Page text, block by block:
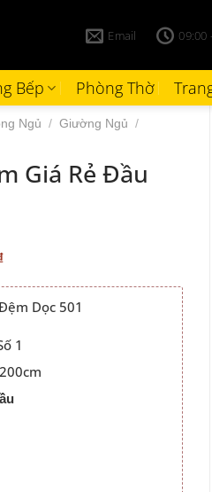
Email 09:00
Bếp Phòng Thờ
Ngủ / Giường Ngủ
/
Giá Rẻ Đầu
Giá
hiện
tại
là:
4.200.000 ₫.
Dọc 501
1